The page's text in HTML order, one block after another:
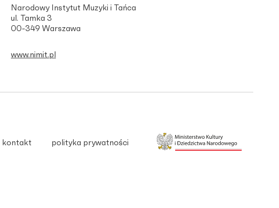
Narodowy Instytut Muzyki i Tańca
ul. Tamka 3
00-349 Warszawa
www.nimit.pl
kontakt polityka prywatności